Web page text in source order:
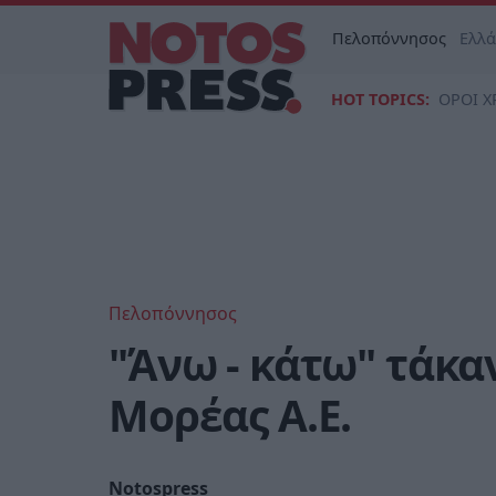
Πελοπόννησος
HOT TOPICS: ΟΡΟΙ
Πελοπόννησος
"Άνω - κάτω"
Μορέας Α.Ε.
Notospress